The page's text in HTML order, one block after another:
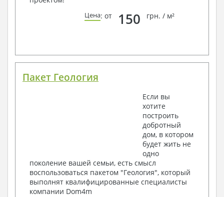
Цена: от 150 грн. / м²
Пакет Геология
Если вы
хотите
построить
добротный
дом, в котором
будет жить не
одно
поколение вашей семьи, есть смысл
воспользоваться пакетом "Геология", который
выполнят квалифицированные специалисты
компании Dom4m